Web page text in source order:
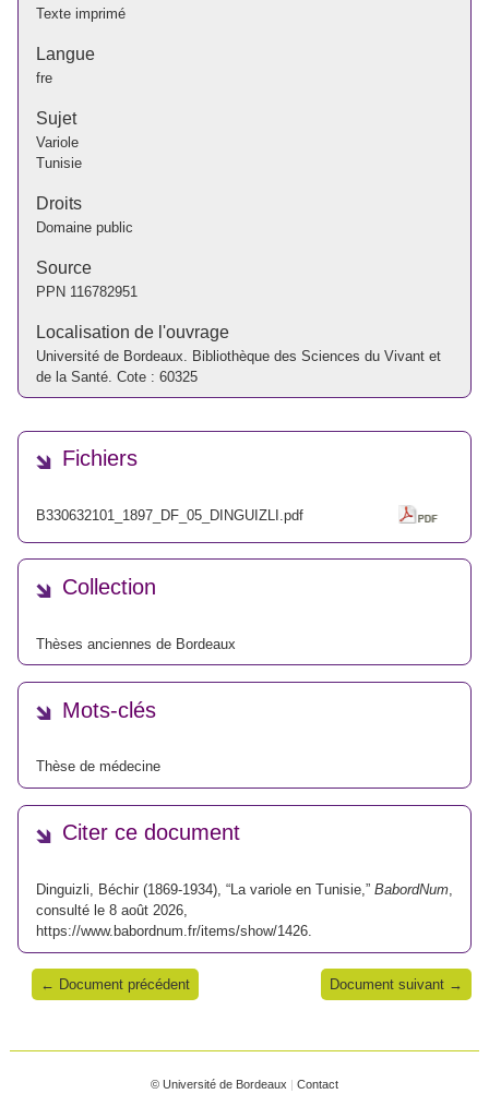
Texte imprimé
Langue
fre
Sujet
Variole
Tunisie
Droits
Domaine public
Source
PPN 116782951
Localisation de l'ouvrage
Université de Bordeaux. Bibliothèque des Sciences du Vivant et
de la Santé. Cote : 60325
Fichiers
B330632101_1897_DF_05_DINGUIZLI.pdf
Collection
Thèses anciennes de Bordeaux
Mots-clés
Thèse de médecine
Citer ce document
Dinguizli, Béchir (1869-1934), “La variole en Tunisie,” BabordNum
consulté le 8 août 2026,
https://www.babordnum.fr/items/show/1426
← Document précédent Document suivant →
© Université de Bordeaux | Contact